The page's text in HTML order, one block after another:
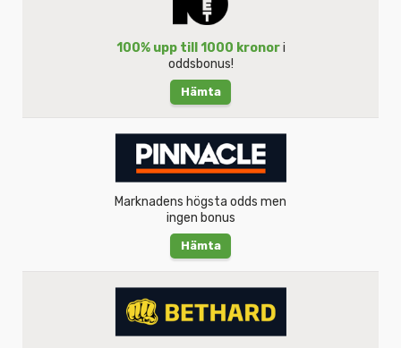
100% upp till 1000 kronori
oddsbonus!
Hämta
Marknadens högsta odds men
ingen bonus
Hämta